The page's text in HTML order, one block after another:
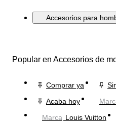
Accesorios para
Popular en Accesorios de
Comprar ya
Acaba hoy
Marca Louis Vuitton